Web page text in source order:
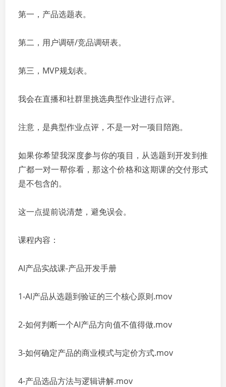
第一，产品选题表。
第二，用户调研/竞品调研表。
第三，MVP规划表。
我会在直播和社群里挑选典型作业进行点评。
注意，是典型作业点评，不是一对一项目陪跑。
如果你希望我深度参与你的项目，从选题到开发到推
广都一对一帮你看，那这个价格和这期课的交付形式
是不包含的。
这一点提前说清楚，避免误会。
课程内容：
AI产品实战课-产品开发手册
1-AI产品从选题到验证的三个核心原则.mov
2-如何判断一个AI产品方向值不值得做.mov
3-如何确定产品的商业模式与定价方式.mov
4-产品选品方法与逻辑讲解.mov